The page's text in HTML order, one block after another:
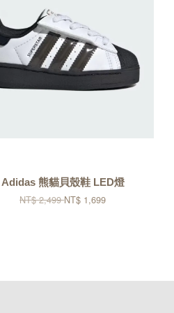
Adidas 熊貓貝殼鞋 LED燈
NT$ 2,499NT$ 1,699